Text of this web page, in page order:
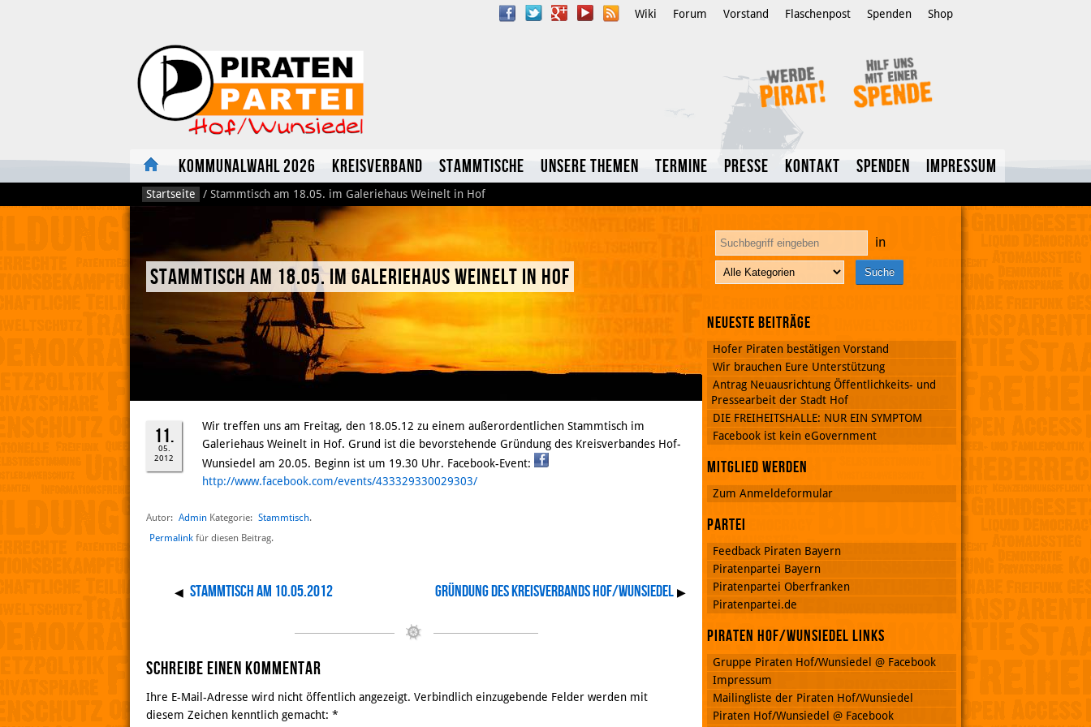
Google
Plus
Wiki Forum Vorstand Flaschenpost Spenden Shop
Kommunalwahl 2026 Kreisverband Stammtische Unsere Themen Termine Presse Kontakt Spenden Impressum
Startseite / Stammtisch am 18.05. im Galeriehaus Weinelt in Hof
Stammtisch am 18.05. im Galeriehaus Weinelt in Hof
11.
05.
2012
Wir treffen uns am Freitag, den 18.05.12 zu einem außerordentlichen Stammtisch im
Galeriehaus Weinelt in Hof. Grund ist die bevorstehende Gründung des Kreisverbandes Hof-
Wunsiedel am 20.05. Beginn ist um 19.30 Uhr. Facebook-Event:
http://www.facebook.com/events/433329330029303/
Autor: Admin Kategorie: Stammtisch.
Permalink für diesen Beitrag.
◀ Stammtisch am 10.05.2012 Gründung des Kreisverbands Hof/Wunsiedel ▶
Schreibe einen Kommentar
Ihre E-Mail-Adresse wird nicht öffentlich angezeigt. Verbindlich einzugebende Felder werden mit
diesem Zeichen kenntlich gemacht: *
in
Neueste Beiträge
Hofer Piraten bestätigen Vorstand
Wir brauchen Eure Unterstützung
Antrag Neuausrichtung Öffentlichkeits- und
Pressearbeit der Stadt Hof
DIE FREIHEITSHALLE: NUR EIN SYMPTOM
Facebook ist kein eGovernment
Mitglied werden
Zum Anmeldeformular
Partei
Feedback Piraten Bayern
Piratenpartei Bayern
Piratenpartei Oberfranken
Piratenpartei.de
Piraten Hof/Wunsiedel Links
Gruppe Piraten Hof/Wunsiedel @ Facebook
Impressum
Mailingliste der Piraten Hof/Wunsiedel
Piraten Hof/Wunsiedel @ Facebook